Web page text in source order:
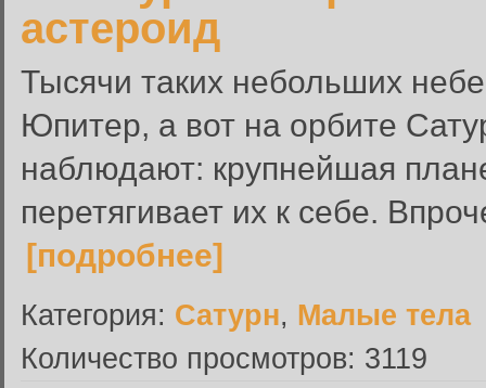
астероид
Тысячи таких небольших
Юпитер, а вот на орбите
наблюдают: крупнейшая
перетягивает их к себе.
[подробнее]
Категория: Сатурн, Малые тела
Количество просмотров: 3119